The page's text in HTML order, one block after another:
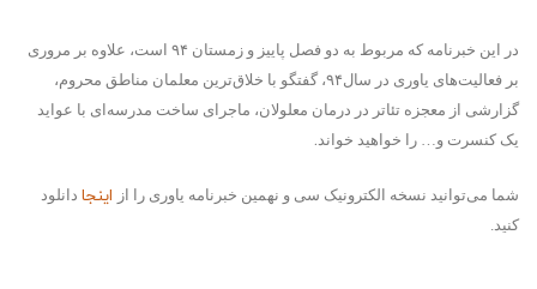
در این خبرنامه که مربوط به دو فصل پاییز و زمستان ۹۴ است، علاوه بر مروری
بر فعالیت‌های یاوری در سال۹۴، گفتگو با خلاق‌ترین معلمان مناطق محروم،
گزارشی از معجزه تئاتر در درمان معلولان، ماجرای ساخت مدرسه‌ای با عواید
یک کنسرت و… را خواهید خواند.
شما می‌توانید نسخه الکترونیک سی و نهمین خبرنامه یاوری را از اینجا دانلود
کنید.